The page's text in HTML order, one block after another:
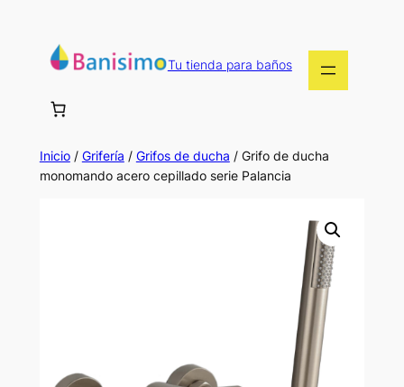
contenido
Tu tienda para baños
Inicio/ Grifería / Grifos de ducha / Grifo de ducha
monomando acero cepillado serie Palancia